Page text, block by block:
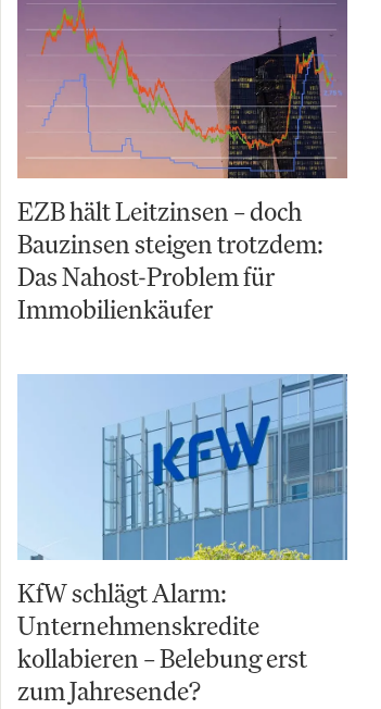
EZB hält Leitzinsen – doch
Bauzinsen steigen trotzdem:
Das Nahost-Problem für
Immobilienkäufer
KfW schlägt Alarm:
Unternehmenskredite
kollabieren – Belebung erst
zum Jahresende?